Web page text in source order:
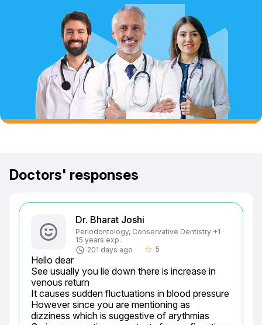
Doctors' responses
Dr. Bharat Joshi
Periodontology, Conservative Dentistry +1 ·
15 years exp.
201 days ago
star_border 5
Hello dear
See usually you lie down there is increase in
venous return
It causes sudden fluctuations in blood pressure
However since you are mentioning as
dizziness which is suggestive of arythmias